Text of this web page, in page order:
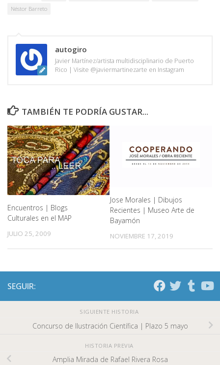
Néstor Barreto
autogiro
Javier Martínez/artista multidisciplinario de Puerto
Rico | Visite @javiermartinezarte en Instagram
TAMBIÉN TE PODRÍA GUSTAR...
Encuentros | Blogs
Culturales en el MAP
JULIO 25, 2009
Jose Morales | Dibujos
Recientes | Museo Arte de
Bayamón
NOVIEMBRE 17, 2019
SEGUIR:
SIGUIENTE HISTORIA
Concurso de Ilustración Científica | Plazo 5 mayo
HISTORIA PREVIA
Amplia Mirada de Rafael Rivera Rosa